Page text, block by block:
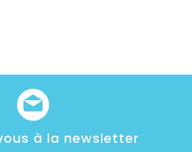
à la newsletter